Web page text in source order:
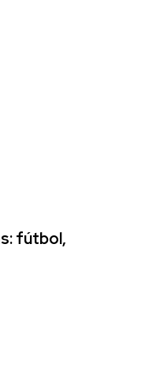
fútbol,